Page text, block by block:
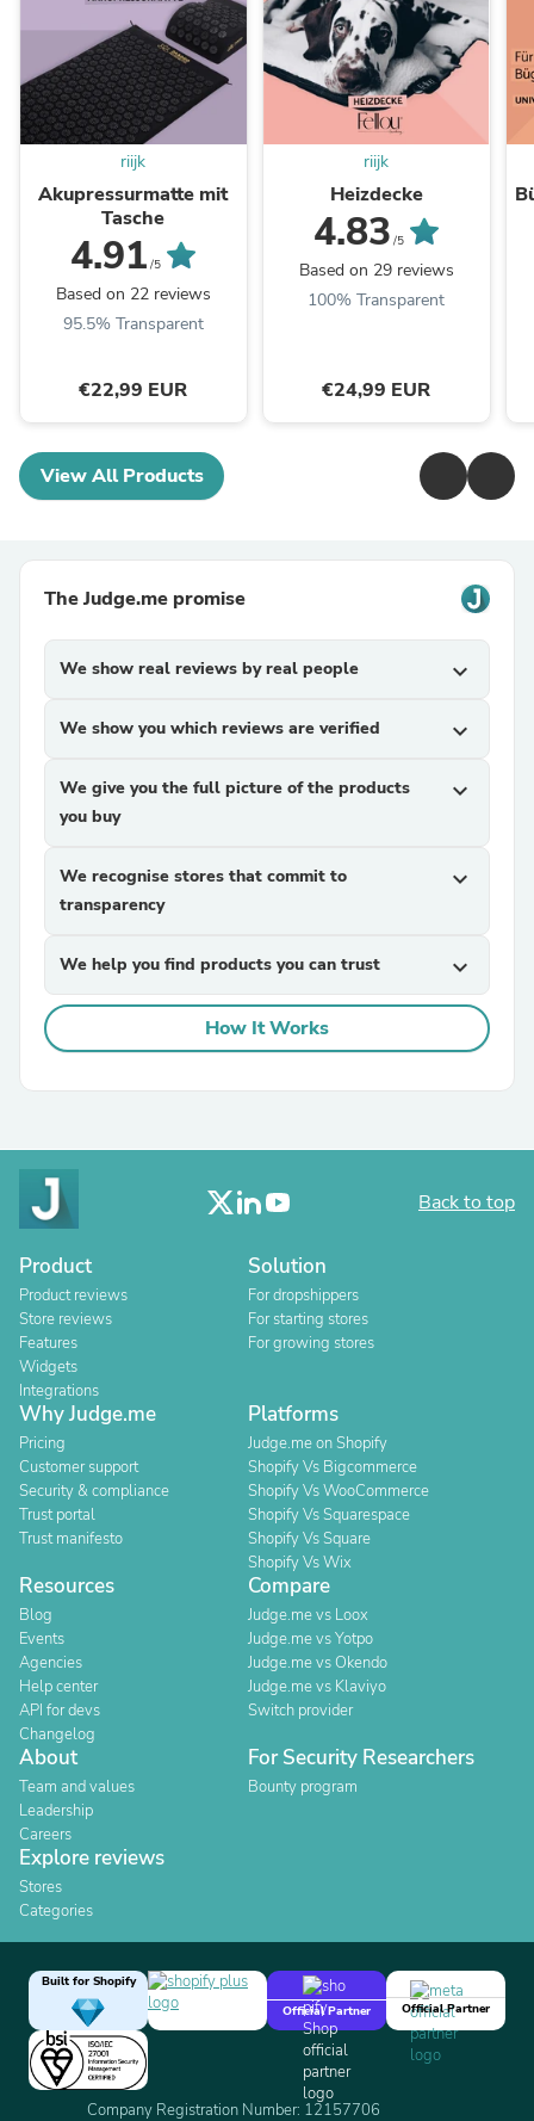
riijk
Akupressurmatte mit
Tasche
4.91 /5
Based on 22 reviews
95.5% Transparent
€22,99 EUR
riijk
Heizdecke
4.83 /5
Based on 29 reviews
100% Transparent
€24,99 EUR
View All Products
The Judge.me promise
We show real reviews by real people expand_more
We show you which reviews are verified expand_more
We give you the full picture of the products
you buy
expand_more
We recognise stores that commit to
transparency
expand_more
We help you find products you can trust expand_more
How It Works
Back to top
Product
Product reviews
Store reviews
Features
Widgets
Integrations
Solution
For dropshippers
For starting stores
For growing stores
Why Judge.me
Pricing
Customer support
Security & compliance
Trust portal
Trust manifesto
Platforms
Judge.me on Shopify
Shopify Vs Bigcommerce
Shopify Vs WooCommerce
Shopify Vs Squarespace
Shopify Vs Square
Shopify Vs Wix
Resources
Blog
Events
Agencies
Help center
API for devs
Changelog
Compare
Judge.me vs Loox
Judge.me vs Yotpo
Judge.me vs Okendo
Judge.me vs Klaviyo
Switch provider
About
Team and values
Leadership
Careers
For Security Researchers
Bounty program
Explore reviews
Stores
Categories
Built for Shopify
Official Partner
Official Partner
Company Registration Number: 12157706